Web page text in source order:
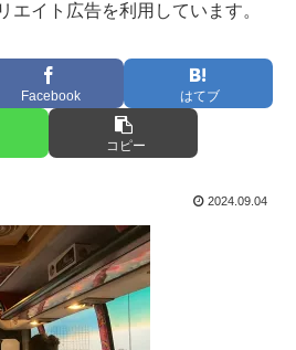
イト広告を利用しています。
Facebook はてブ
コピー
2024.09.04